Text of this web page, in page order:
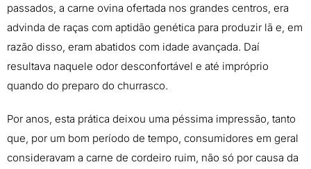
passados, a carne ovina ofertada nos grandes centros, era
advinda de raças com aptidão genética para produzir lã e, em
razão disso, eram abatidos com idade avançada. Daí
resultava naquele odor desconfortável e até impróprio
quando do preparo do churrasco.
Por anos, esta prática deixou uma péssima impressão, tanto
que, por um bom período de tempo, consumidores em geral
consideravam a carne de cordeiro ruim, não só por causa da